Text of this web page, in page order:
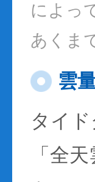
によっ
あくま
雲
タイ
「全